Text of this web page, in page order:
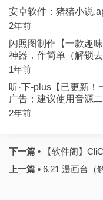
安卓软件：猪猪小说
2年前
闪照图制作【一款趣
神器，作简单（解锁
1年前
听·下-plus【已更新
广告；建议使用音源
2年前
下一篇 • 【软件阁】
上一篇 • 6.21 漫画台（